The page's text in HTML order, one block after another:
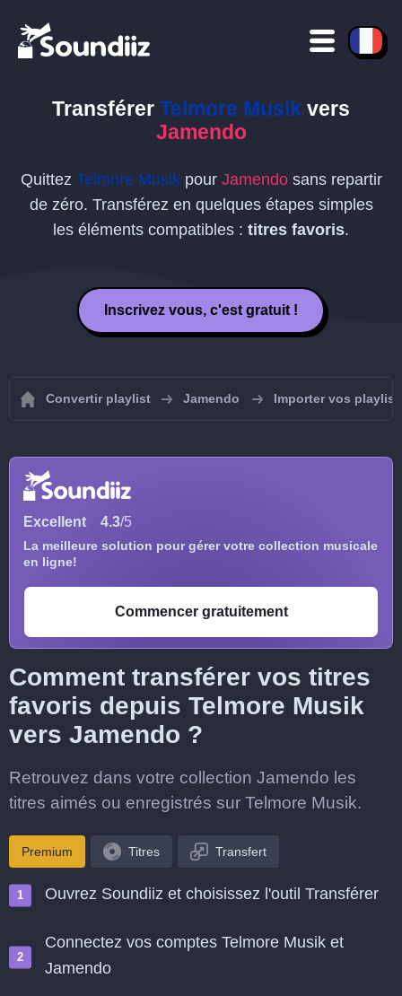
Transférer Telmore Musik vers
Jamendo
Quittez Telmore Musikpour Jamendosans repartir
de zéro. Transférez en quelques étapes simples
les éléments compatibles : titres favoris.
Inscrivez vous, c'est gratuit !
Convertir playlist Jamendo Importer vos
Excellent 4.3/5
La meilleure solution pour gérer votre collection musicale
en ligne!
Commencer gratuitement
Comment transférer vos titres
favoris depuis Telmore Musik
vers Jamendo ?
Retrouvez dans votre collection Jamendo les
titres aimés ou enregistrés sur Telmore Musik.
Premium Titres Transfert
Ouvrez Soundiiz et choisissez l'outil Transférer
Connectez vos comptes Telmore Musik et
Jamendo